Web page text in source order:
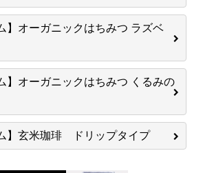
】オーガニックはちみつ ラズベ
】オーガニックはちみつ くるみの
】玄米珈琲 ドリップタイプ